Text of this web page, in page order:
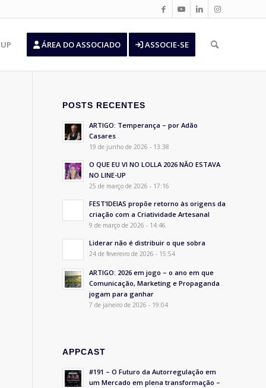
ÁREA DO ASSOCIADO ASSOCIE-SE
POSTS RECENTES
ARTIGO: Temperança – por Adão
Casares
19 de junho de 2026 - 13:38
O QUE EU VI NO LOLLA 2026 NÃO ESTAVA
NO LINE-UP
25 de março de 2026 - 17:16
FEST’IDEIAS propõe retorno às origens da
criação com a Criatividade Artesanal
9 de março de 2026 - 14:46
Liderar não é distribuir o que sobra
24 de fevereiro de 2026 - 15:54
ARTIGO: 2026 em jogo – o ano em que
Comunicação, Marketing e Propaganda
jogam para ganhar
7 de janeiro de 2026 - 19:04
APPCAST
#191 – O Futuro da Autorregulação em
um Mercado em plena transformação –